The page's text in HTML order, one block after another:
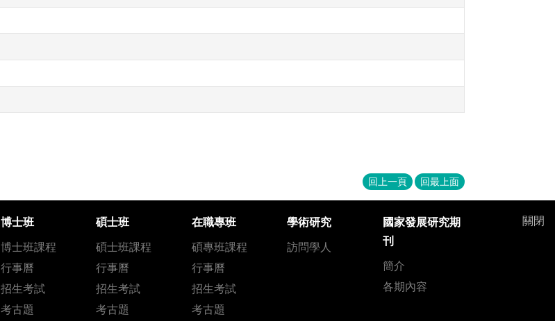
回上一頁 回最上面
關閉
博士班
博士班課程
行事曆
招生考試
考古題
碩士班
碩士班課程
行事曆
招生考試
考古題
在職專班
碩專班課程
行事曆
招生考試
考古題
學術研究
訪問學人
國家發展研究期
刊
簡介
各期內容